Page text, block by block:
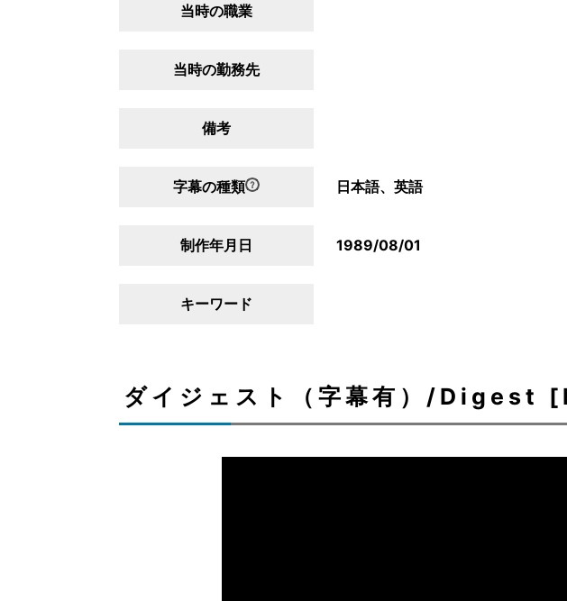
当時の職業
当時の勤務先
備考
字幕の種類 日本語、英語
制作年月日 1989/08/01
キーワード
ダイジェスト（字幕有）/Digest